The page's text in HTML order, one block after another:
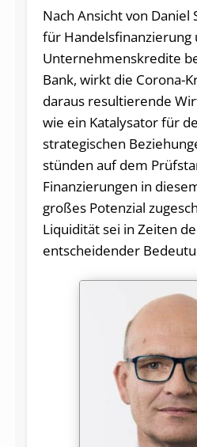
Nach Ansicht von Daniel
für Handelsfinanzierung
Unternehmenskredite
Bank, wirkt die Corona-
daraus resultierende
wie ein Katalysator für
strategischen
stünden auf dem
Finanzierungen in
großes Potenzial
Liquidität sei in Zeiten
entscheidender